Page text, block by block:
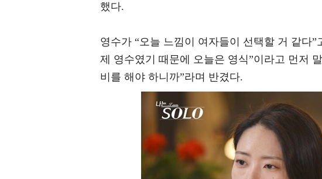
했다.
영수가 “오늘 느낌이 여자들이 선택할 거 같다
제 영수였기 때문에 오늘은 영식”이라고 먼저
비를 해야 하니까”라며 반겼다.